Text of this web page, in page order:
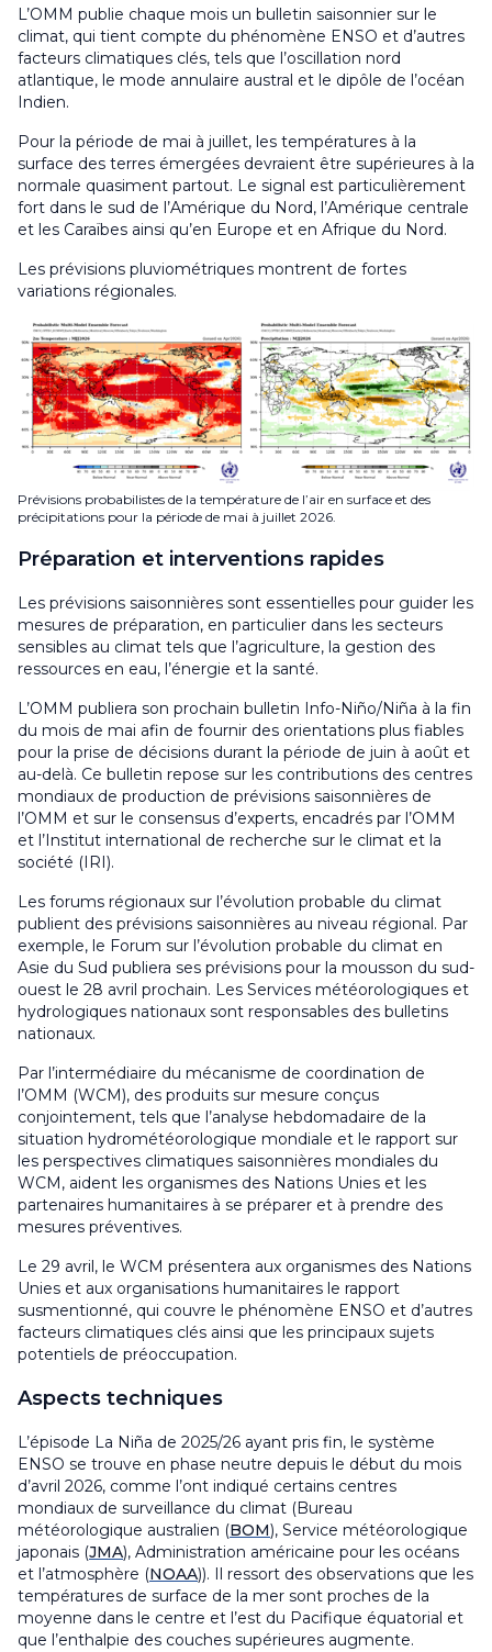
L’OMM publie chaque mois un bulletin saisonnier sur le
climat, qui tient compte du phénomène ENSO et d’autres
facteurs climatiques clés, tels que l’oscillation nord
atlantique, le mode annulaire austral et le dipôle de l’océan
Indien.
Pour la période de mai à juillet, les températures à la
surface des terres émergées devraient être supérieures à la
normale quasiment partout. Le signal est particulièrement
fort dans le sud de l’Amérique du Nord, l’Amérique centrale
et les Caraïbes ainsi qu’en Europe et en Afrique du Nord.
Les prévisions pluviométriques montrent de fortes
variations régionales.
Prévisions probabilistes de la température de l’air en surface et des
précipitations pour la période de mai à juillet 2026.
Préparation et interventions rapides
Les prévisions saisonnières sont essentielles pour guider les
mesures de préparation, en particulier dans les secteurs
sensibles au climat tels que l’agriculture, la gestion des
ressources en eau, l’énergie et la santé.
L’OMM publiera son prochain bulletin Info-Niño/Niña à la fin
du mois de mai afin de fournir des orientations plus fiables
pour la prise de décisions durant la période de juin à août et
au-delà. Ce bulletin repose sur les contributions des centres
mondiaux de production de prévisions saisonnières de
l’OMM et sur le consensus d’experts, encadrés par l’OMM
et l’Institut international de recherche sur le climat et la
société (IRI).
Les forums régionaux sur l’évolution probable du climat
publient des prévisions saisonnières au niveau régional. Par
exemple, le Forum sur l’évolution probable du climat en
Asie du Sud publiera ses prévisions pour la mousson du sud-
ouest le 28 avril prochain. Les Services météorologiques et
hydrologiques nationaux sont responsables des bulletins
nationaux.
Par l’intermédiaire du mécanisme de coordination de
l’OMM (WCM), des produits sur mesure conçus
conjointement, tels que l’analyse hebdomadaire de la
situation hydrométéorologique mondiale et le rapport sur
les perspectives climatiques saisonnières mondiales du
WCM, aident les organismes des Nations Unies et les
partenaires humanitaires à se préparer et à prendre des
mesures préventives.
Le 29 avril, le WCM présentera aux organismes des Nations
Unies et aux organisations humanitaires le rapport
susmentionné, qui couvre le phénomène ENSO et d’autres
facteurs climatiques clés ainsi que les principaux sujets
potentiels de préoccupation.
Aspects techniques
L’épisode La Niña de 2025/26 ayant pris fin, le système
ENSO se trouve en phase neutre depuis le début du mois
d’avril 2026, comme l’ont indiqué certains centres
mondiaux de surveillance du climat (Bureau
météorologique australien (BOM), Service météorologique
japonais (JMA), Administration américaine pour les océans
et l’atmosphère (NOAA)). Il ressort des observations que les
températures de surface de la mer sont proches de la
moyenne dans le centre et l’est du Pacifique équatorial et
que l’enthalpie des couches supérieures augmente.